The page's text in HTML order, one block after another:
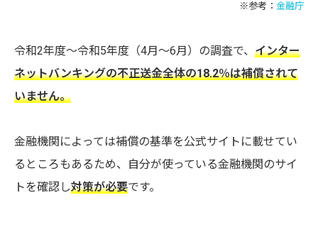
※参考： 金融庁
令和2年度～令和5年度（4月～6月）の調査で、 インター
ネットバンキングの不正送金全体の18.2％は補償されて
いません。
金融機関によっては補償の基準を公式サイトに載せてい
るところもあるため、自分が使っている金融機関のサイ
トを確認し対策が必要です。